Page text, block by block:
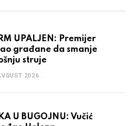
UPALJEN: Premijer
građane da smanje
struje
2026.
U BUGOJNU: Vučić